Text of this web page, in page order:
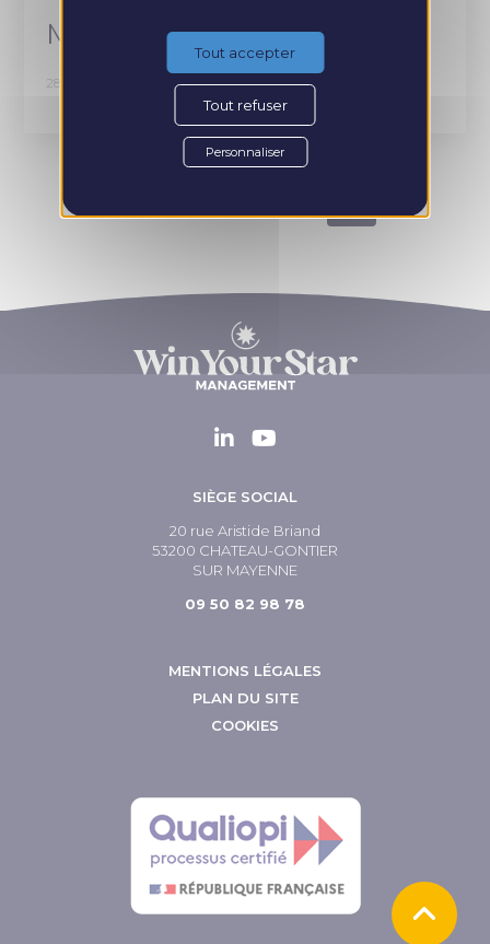
Marine Friou – Allégorie
28 JUIN 2023
SIÈGE SOCIAL
20 rue Aristide Briand
53200 CHATEAU-GONTIER
SUR MAYENNE
09 50 82 98 78
MENTIONS LÉGALES
PLAN DU SITE
COOKIES
Tout accepter
Tout refuser
Personnaliser